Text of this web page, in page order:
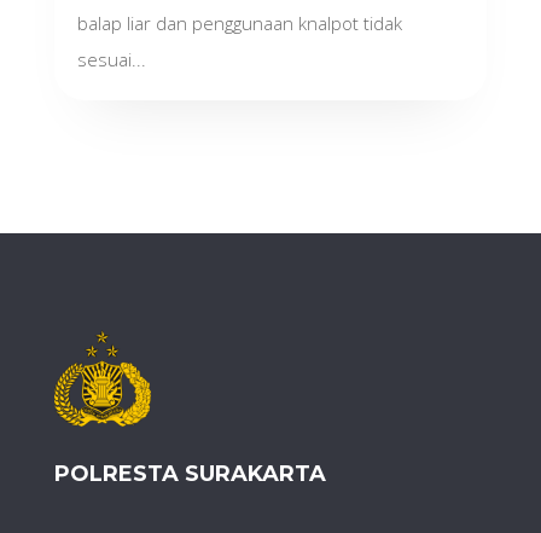
balap liar dan penggunaan knalpot tidak
sesuai...
POLRESTA SURAKARTA